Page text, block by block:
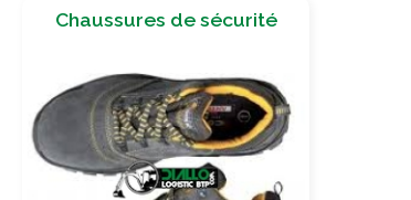
Chaussures de sécurité